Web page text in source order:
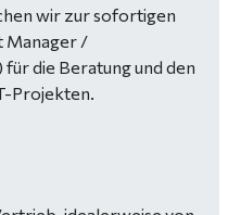
wir zur sofortigen
Manager /
die Beratung und den
Projekten.